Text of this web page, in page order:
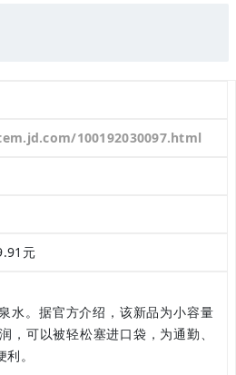
100192030097.html
元
水。据官方介绍，该新品为小容量
，可以被轻松塞进口袋，为通勤、
。